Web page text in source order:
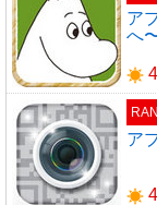
ア
へ
ア